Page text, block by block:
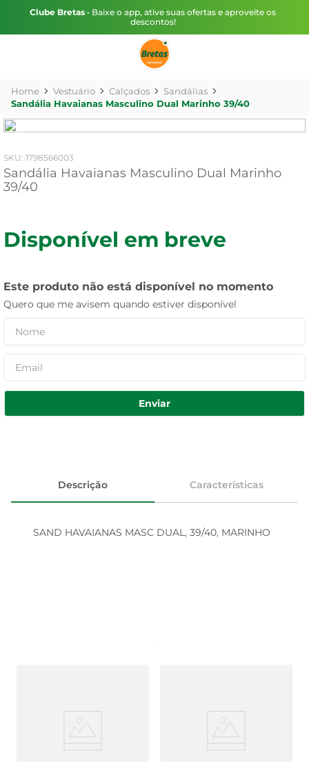
Clube Bretas • Baixe o app, ative suas ofertas e aproveite os
descontos!
Vestuário Calçados
Sandálias
Sandália Havaianas Masculino Dual Marinho 39/40
: 1798566003
Sandália Havaianas Masculino Dual Marinho
39/40
Disponível em breve
Este produto não está disponível no momento
Quero que me avisem quando estiver disponível
Enviar
Descrição Características
SAND HAVAIANAS MASC DUAL, 39/40, MARINHO